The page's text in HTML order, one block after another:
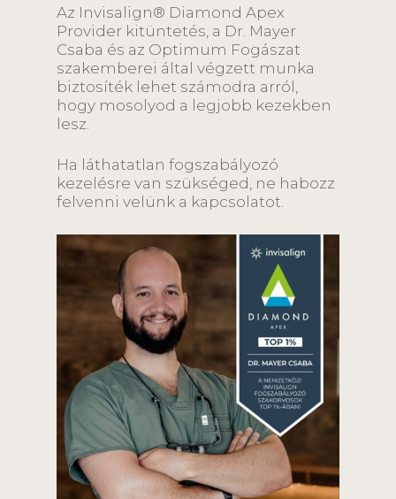
Az Invisalign® Diamond Apex
Provider kitüntetés, a Dr. Mayer
Csaba és az Optimum Fogászat
szakemberei által végzett munka
biztosíték lehet számodra arról,
hogy mosolyod a legjobb kezekben
lesz.
Ha láthatatlan fogszabályozó
kezelésre van szükséged, ne habozz
felvenni velünk a kapcsolatot.